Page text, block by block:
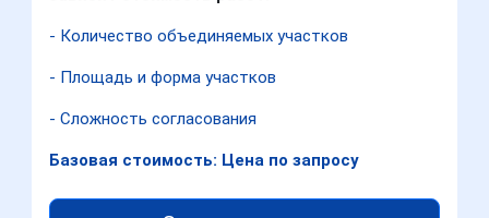
- Количество объединяемых участков
- Площадь и форма участков
- Сложность согласования
Базовая стоимость: Цена по запросу